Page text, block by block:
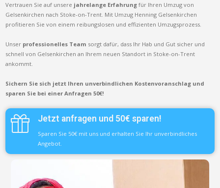
Vertrauen Sie auf unsere jahrelange Erfahrung für Ihren Umzug von
Gelsenkirchen nach Stoke-on-Trent. Mit Umzug Henning Gelsenkirchen
profitieren Sie von einem reibungslosen und effizienten Umzugsprozess.
Unser professionelles Team sorgt dafür, dass Ihr Hab und Gut sicher und
schnell von Gelsenkirchen an Ihrem neuen Standort in Stoke-on-Trent
ankommt.
Sichern Sie sich jetzt Ihren unverbindlichen Kostenvoranschlag und
sparen Sie bei einer Anfragen 50€!
Jetzt anfragen und 50€ sparen!
Sparen Sie 50€ mit uns und erhalten Sie Ihr unverbindliches
Angebot.